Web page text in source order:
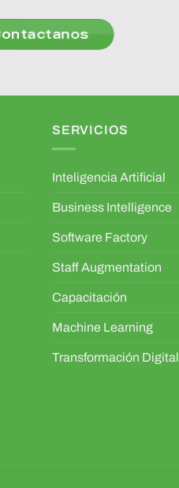
SERVICIOS
Inteligencia Artificial
Business Intelligence
Software Factory
Staff Augmentation
Capacitación
Machine Learning
Transformación Digital